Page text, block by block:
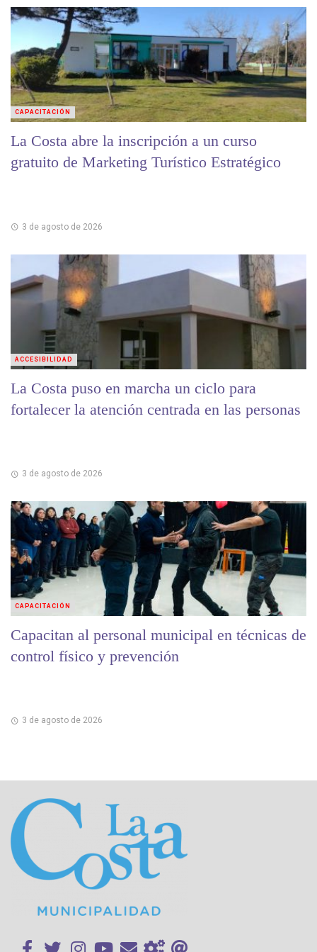
La Costa abre la inscripción a un curso
gratuito de Marketing Turístico Estratégico
3 de agosto de 2026
CAPACITACIÓN
La Costa puso en marcha un ciclo para
fortalecer la atención centrada en las personas
3 de agosto de 2026
ACCESIBILIDAD
Capacitan al personal municipal en técnicas de
control físico y prevención
3 de agosto de 2026
CAPACITACIÓN